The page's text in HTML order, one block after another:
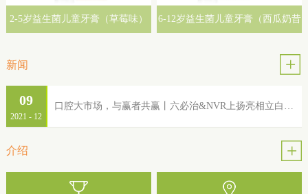
2-5岁益生菌儿童牙膏（草莓味） 6-12岁益生菌儿童牙膏（西瓜奶昔
新闻
2021 - 12
09
介绍